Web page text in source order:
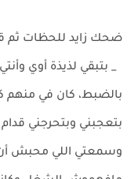
ضحك زايد للحظات ثم
_ بتبقي لذيذة أوي
بالضبط، كان في منهم
بتعجبني وبتحرجني
وسمعتي اللي محبش أن